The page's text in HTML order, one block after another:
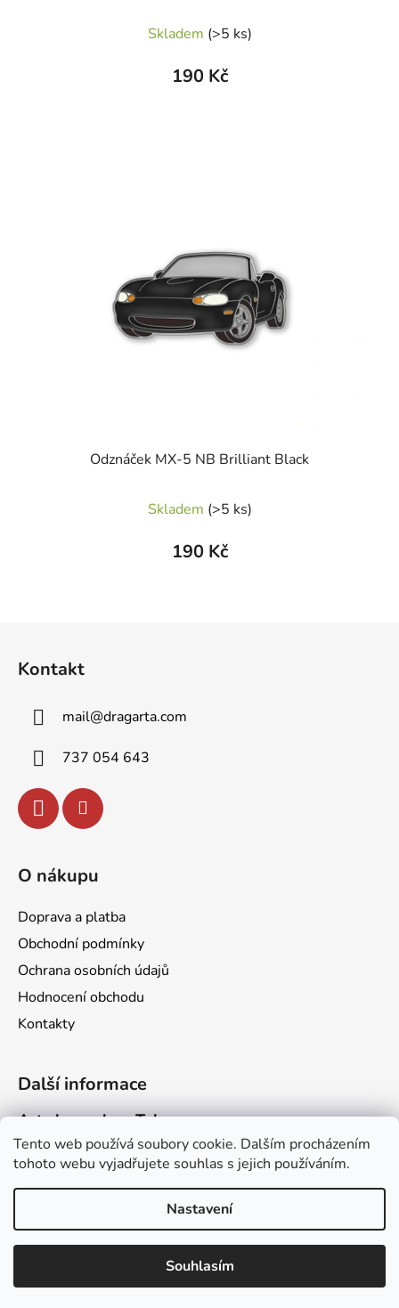
Tento web používá soubory cookie. Dalším procházením
tohoto webu vyjadřujete souhlas s jejich používáním.
Nastavení
Souhlasím
Skladem (>5 ks)
190 Kč
Odznáček MX-5 NB Brilliant Black
Skladem (>5 ks)
190 Kč
Kontakt
mail@dragarta.com
737 054 643
O nákupu
Doprava a platba
Obchodní podmínky
Ochrana osobních údajů
Hodnocení obchodu
Kontakty
Další informace
Art channel na Telegramu
Stránka Dračího kalendáře
Stránka Dragarta.com
Vytvořil Shoptet
Obchod Dragarta.com
vyhrazena.